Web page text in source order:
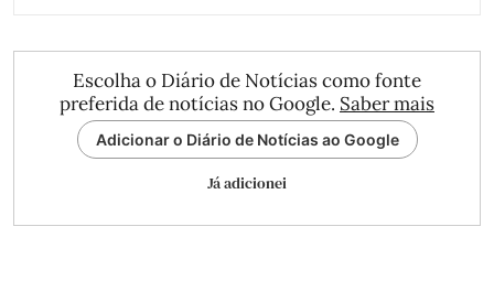
Escolha o Diário de Notícias como fonte
preferida de notícias no Google. Saber mais
Adicionar o Diário de Notícias ao Google
Já adicionei